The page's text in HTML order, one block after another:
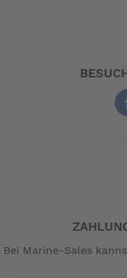
Bei Marine-Sales